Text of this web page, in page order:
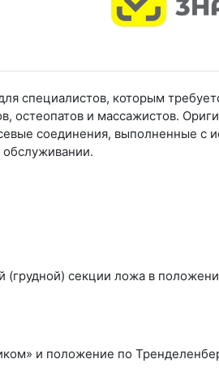
специалистов, которым
остеопатов и массажистов.
соединения, выполненные с
(грудной) секции ложа в
и положение по